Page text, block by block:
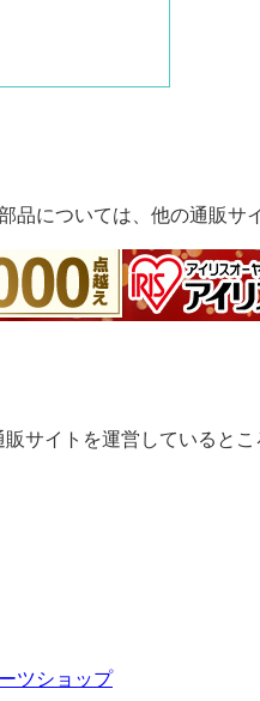
品については、他の通販サ
サイトを運営しているとこ
ツショップ